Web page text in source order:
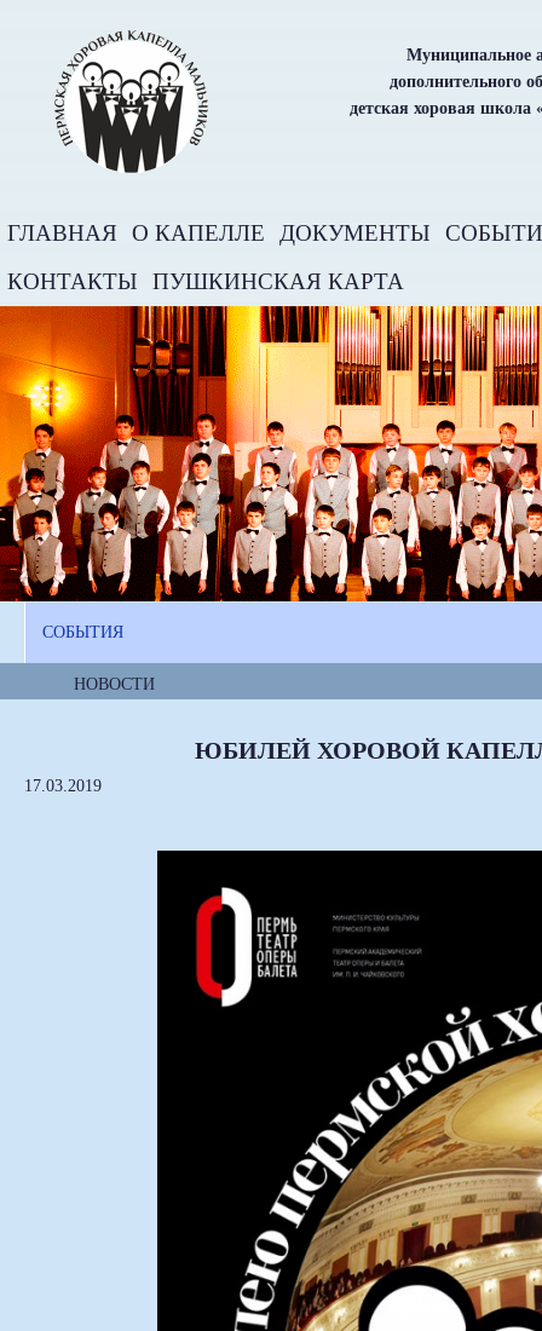
Муниципальное
дополнительного
детская хоровая школа
ГЛАВНАЯ О КАПЕЛЛЕ ДОКУМЕНТЫ
КОНТАКТЫ
ПУШКИНСКАЯ КАРТА
СОБЫТИЯ
НОВОСТИ
ЮБИЛЕЙ ХОРОВОЙ
17.03.2019